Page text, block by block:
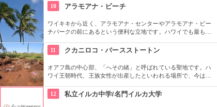
て、クイーン・カピオラニの名前が冠せられました。
10 アラモアナ・ビーチ
ワイキキから近く、アラモアナ・センターやアラモアナ・ビー
チパークの前にあるという便利な立地です。ハワイでも最も美
はバーベキューやピクニックをしている人も見られます。
11 クカニロコ・バースストートン
オアフ島の中心部、「へその緒」と呼ばれている聖地です。ハ
ワイ王朝時代、王族女性が出産したといわれる場所で、今は子
くさんのエネルギーを浴びて帰ってくださいね。
12 私立イルカ中学/名門イルカ大学